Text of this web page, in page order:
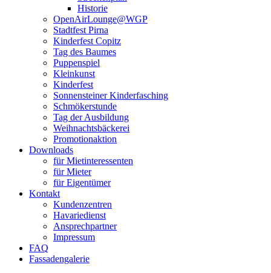
Historie
OpenAirLounge@WGP
Stadtfest Pirna
Kinderfest Copitz
Tag des Baumes
Puppenspiel
Kleinkunst
Kinderfest
Sonnensteiner Kinderfasching
Schmökerstunde
Tag der Ausbildung
Weihnachtsbäckerei
Promotionaktion
Downloads
für Mietinteressenten
für Mieter
für Eigentümer
Kontakt
Kundenzentren
Havariedienst
Ansprechpartner
Impressum
FAQ
Fassadengalerie